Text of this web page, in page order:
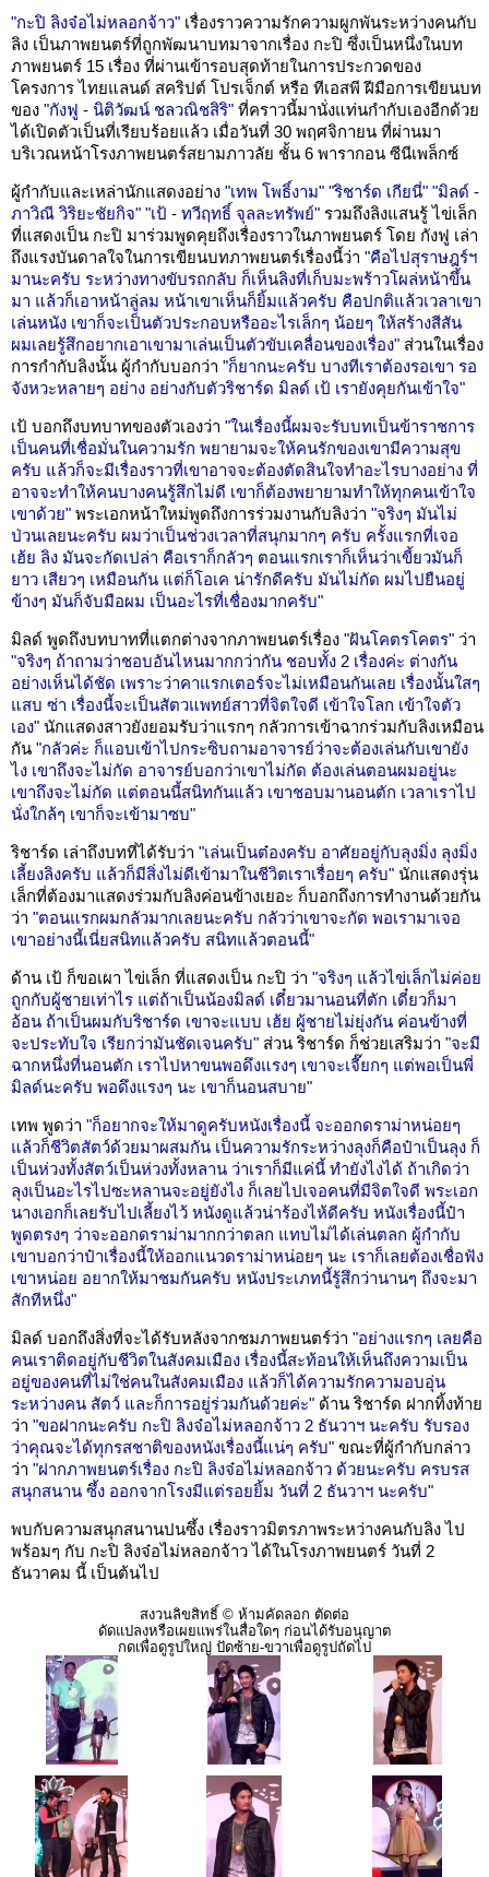
"กะปิ ลิงจ๋อไม่หลอกจ้าว" เรื่องราวความรักความผูกพันระหว่างคนกับ
ลิง เป็นภาพยนตร์ที่ถูกพัฒนาบทมาจากเรื่อง กะปิ ซึ่งเป็นหนึ่งในบท
ภาพยนตร์ 15 เรื่อง ที่ผ่านเข้ารอบสุดท้ายในการประกวดของ
โครงการ ไทยแลนด์ สคริปต์ โปรเจ็กต์ หรือ ทีเอสพี ฝีมือการเขียนบท
ของ "กังฟู - นิติวัฒน์ ชลวณิชสิริ" ที่คราวนี้มานั่งแท่นกำกับเองอีกด้วย
ได้เปิดตัวเป็นที่เรียบร้อยแล้ว เมื่อวันที่ 30 พฤศจิกายน ที่ผ่านมา
บริเวณหน้าโรงภาพยนตร์สยามภาวลัย ชั้น 6 พารากอน ซีนีเพล็กซ์
ผู้กำกับและเหล่านักแสดงอย่าง "เทพ โพธิ์งาม" "ริชาร์ด เกียนี่" "มิลด์ -
ภาวิณี วิริยะชัยกิจ" "เป้ - ทวีฤทธิ์ จุลละทรัพย์" รวมถึงลิงแสนรู้ ไข่เล็ก
ที่แสดงเป็น กะปิ มาร่วมพูดคุยถึงเรื่องราวในภาพยนตร์ โดย กังฟู เล่า
ถึงแรงบันดาลใจในการเขียนบทภาพยนตร์เรื่องนี้ว่า "คือไปสุราษฎร์ฯ
มานะครับ ระหว่างทางขับรถกลับ ก็เห็นลิงที่เก็บมะพร้าวโผล่หน้าขึ้น
มา แล้วก็เอาหน้าลู่ลม หน้าเขาเห็นก็ยิ้มแล้วครับ คือปกติแล้วเวลาเขา
เล่นหนัง เขาก็จะเป็นตัวประกอบหรืออะไรเล็กๆ น้อยๆ ให้สร้างสีสัน
ผมเลยรู้สึกอยากเอาเขามาเล่นเป็นตัวขับเคลื่อนของเรื่อง" ส่วนในเรื่อง
การกำกับลิงนั้น ผู้กำกับบอกว่า "ก็ยากนะครับ บางทีเราต้องรอเขา รอ
จังหวะหลายๆ อย่าง อย่างกับตัวริชาร์ด มิลด์ เป้ เรายังคุยกันเข้าใจ"
เป้ บอกถึงบทบาทของตัวเองว่า "ในเรื่องนี้ผมจะรับบทเป็นข้าราชการ
เป็นคนที่เชื่อมั่นในความรัก พยายามจะให้คนรักของเขามีความสุข
ครับ แล้วก็จะมีเรื่องราวที่เขาอาจจะต้องตัดสินใจทำอะไรบางอย่าง ที่
อาจจะทำให้คนบางคนรู้สึกไม่ดี เขาก็ต้องพยายามทำให้ทุกคนเข้าใจ
เขาด้วย" พระเอกหน้าใหม่พูดถึงการร่วมงานกับลิงว่า "จริงๆ มันไม่
ป่วนเลยนะครับ ผมว่าเป็นช่วงเวลาที่สนุกมากๆ ครับ ครั้งแรกที่เจอ
เฮ้ย ลิง มันจะกัดเปล่า คือเราก็กลัวๆ ตอนแรกเราก็เห็นว่าเขี้ยวมันก็
ยาว เสียวๆ เหมือนกัน แต่ก็โอเค น่ารักดีครับ มันไม่กัด ผมไปยืนอยู่
ข้างๆ มันก็จับมือผม เป็นอะไรที่เชื่องมากครับ"
มิลด์ พูดถึงบทบาทที่แตกต่างจากภาพยนตร์เรื่อง "ฝันโคตรโคตร" ว่า
"จริงๆ ถ้าถามว่าชอบอันไหนมากกว่ากัน ชอบทั้ง 2 เรื่องค่ะ ต่างกัน
อย่างเห็นได้ชัด เพราะว่าคาแรกเตอร์จะไม่เหมือนกันเลย เรื่องนั้นใสๆ
แสบ ซ่า เรื่องนี้จะเป็นสัตวแพทย์สาวที่จิตใจดี เข้าใจโลก เข้าใจตัว
เอง" นักแสดงสาวยังยอมรับว่าแรกๆ กลัวการเข้าฉากร่วมกับลิงเหมือน
กัน "กลัวค่ะ ก็แอบเข้าไปกระซิบถามอาจารย์ว่าจะต้องเล่นกับเขายัง
ไง เขาถึงจะไม่กัด อาจารย์บอกว่าเขาไม่กัด ต้องเล่นตอนผมอยู่นะ
เขาถึงจะไม่กัด แต่ตอนนี้สนิทกันแล้ว เขาชอบมานอนตัก เวลาเราไป
นั่งใกล้ๆ เขาก็จะเข้ามาซบ"
ริชาร์ด เล่าถึงบทที่ได้รับว่า "เล่นเป็นต๋องครับ อาศัยอยู่กับลุงมิ่ง ลุงมิ่ง
เลี้ยงลิงครับ แล้วก็มีสิ่งไม่ดีเข้ามาในชีวิตเราเรื่อยๆ ครับ" นักแสดงรุ่น
เล็กที่ต้องมาแสดงร่วมกับลิงค่อนข้างเยอะ ก็บอกถึงการทำงานด้วยกัน
ว่า "ตอนแรกผมกลัวมากเลยนะครับ กลัวว่าเขาจะกัด พอเรามาเจอ
เขาอย่างนี้เนี่ยสนิทแล้วครับ สนิทแล้วตอนนี้"
ด้าน เป้ ก็ขอเผา ไข่เล็ก ที่แสดงเป็น กะปิ ว่า "จริงๆ แล้วไข่เล็กไม่ค่อย
ถูกกับผู้ชายเท่าไร แต่ถ้าเป็นน้องมิลด์ เดี๋ยวมานอนที่ตัก เดี๋ยวก็มา
อ้อน ถ้าเป็นผมกับริชาร์ด เขาจะแบบ เฮ้ย ผู้ชายไม่ยุ่งกัน ค่อนข้างที่
จะประทับใจ เรียกว่ามันชัดเจนครับ" ส่วน ริชาร์ด ก็ช่วยเสริมว่า "จะมี
ฉากหนึ่งที่นอนตัก เราไปหาขนพอดึงแรงๆ เขาจะเจี๊ยกๆ แต่พอเป็นพี่
มิลด์นะครับ พอดึงแรงๆ นะ เขาก็นอนสบาย"
เทพ พูดว่า "ก็อยากจะให้มาดูครับหนังเรื่องนี้ จะออกดราม่าหน่อยๆ
แล้วก็ชีวิตสัตว์ด้วยมาผสมกัน เป็นความรักระหว่างลุงก็คือป๋าเป็นลุง ก็
เป็นห่วงทั้งสัตว์เป็นห่วงทั้งหลาน ว่าเราก็มีแค่นี้ ทำยังไงได้ ถ้าเกิดว่า
ลุงเป็นอะไรไปซะหลานจะอยู่ยังไง ก็เลยไปเจอคนที่มีจิตใจดี พระเอก
นางเอกก็เลยรับไปเลี้ยงไว้ หนังดูแล้วน่าร้องไห้ดีครับ หนังเรื่องนี้ป๋า
พูดตรงๆ ว่าจะออกดราม่ามากกว่าตลก แทบไม่ได้เล่นตลก ผู้กำกับ
เขาบอกว่าป๋าเรื่องนี้ให้ออกแนวดราม่าหน่อยๆ นะ เราก็เลยต้องเชื่อฟัง
เขาหน่อย อยากให้มาชมกันครับ หนังประเภทนี้รู้สึกว่านานๆ ถึงจะมา
สักทีหนึ่ง"
มิลด์ บอกถึงสิ่งที่จะได้รับหลังจากชมภาพยนตร์ว่า "อย่างแรกๆ เลยคือ
คนเราติดอยู่กับชีวิตในสังคมเมือง เรื่องนี้สะท้อนให้เห็นถึงความเป็น
อยู่ของคนที่ไม่ใช่คนในสังคมเมือง แล้วก็ได้ความรักความอบอุ่น
ระหว่างคน สัตว์ และก็การอยู่ร่วมกันด้วยค่ะ" ด้าน ริชาร์ด ฝากทิ้งท้าย
ว่า "ขอฝากนะครับ กะปิ ลิงจ๋อไม่หลอกจ้าว 2 ธันวาฯ นะครับ รับรอง
ว่าคุณจะได้ทุกรสชาติของหนังเรื่องนี้แน่ๆ ครับ" ขณะที่ผู้กำกับกล่าว
ว่า "ฝากภาพยนตร์เรื่อง กะปิ ลิงจ๋อไม่หลอกจ้าว ด้วยนะครับ ครบรส
สนุกสนาน ซึ้ง ออกจากโรงมีแต่รอยยิ้ม วันที่ 2 ธันวาฯ นะครับ"
พบกับความสนุกสนานปนซึ้ง เรื่องราวมิตรภาพระหว่างคนกับลิง ไป
พร้อมๆ กับ กะปิ ลิงจ๋อไม่หลอกจ้าว ได้ในโรงภาพยนตร์ วันที่ 2
ธันวาคม นี้ เป็นต้นไป
สงวนลิขสิทธิ์ © ห้ามคัดลอก ตัดต่อ
ดัดแปลงหรือเผยแพร่ในสื่อใดๆ ก่อนได้รับอนุญาต
กดเพื่อดูรูปใหญ่ ปัดซ้าย-ขวาเพื่อดูรูปถัดไป